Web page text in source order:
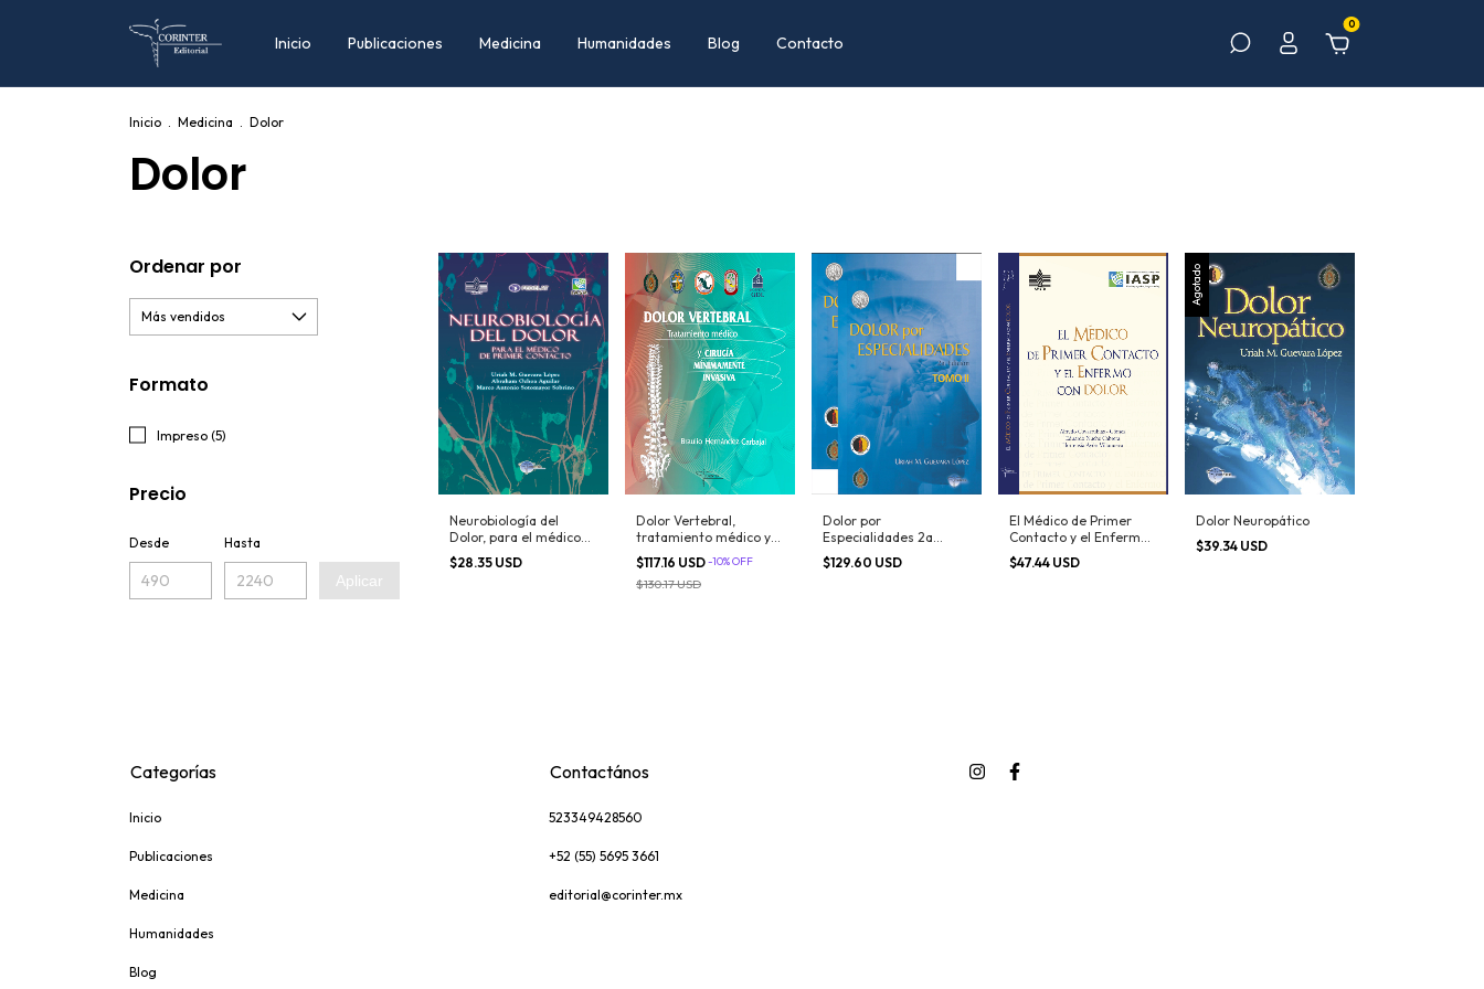
Inicio Publicaciones Medicina Humanidades Blog Contacto
0
Inicio . Medicina . Dolor
Dolor
Ordenar por
Formato
Impreso (5)
Precio
Desde Hasta
Aplicar
Neurobiología del
Dolor, para el médico
de primer contacto
$28.35 USD
Dolor Vertebral,
tratamiento médico y
cirugía mínimamente
invasiva
$117.16 USD-10%OFF
$130.17 USD
Dolor por
Especialidades 2a
Edición
$129.60 USD
El Médico de Primer
Contacto y el Enfermo
con Dolor
$47.44 USD
Agotado
Dolor Neuropático
$39.34 USD
Categorías
Inicio
Publicaciones
Medicina
Humanidades
Blog
Contactános
523349428560
+52 (55) 5695 3661
editorial@corinter.mx